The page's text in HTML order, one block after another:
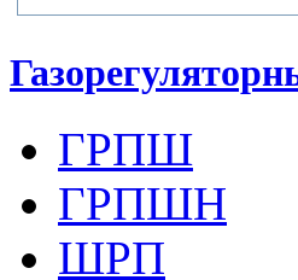
ГРПШ
ГРПШН
ШРП